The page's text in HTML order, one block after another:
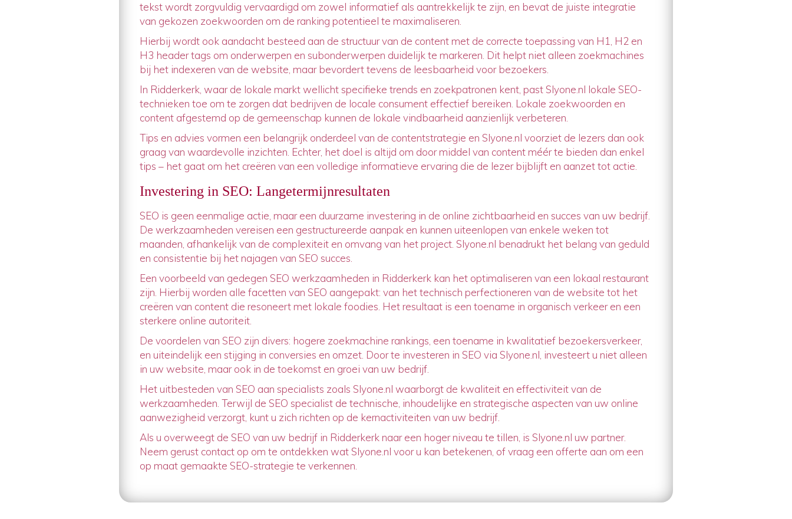
tekst wordt zorgvuldig vervaardigd om zowel informatief als aantrekkelijk te zijn, en bevat de juiste integratie
van gekozen zoekwoorden om de ranking potentieel te maximaliseren.
Hierbij wordt ook aandacht besteed aan de structuur van de content met de correcte toepassing van H1, H2 en
H3 header tags om onderwerpen en subonderwerpen duidelijk te markeren. Dit helpt niet alleen zoekmachines
bij het indexeren van de website, maar bevordert tevens de leesbaarheid voor bezoekers.
In Ridderkerk, waar de lokale markt wellicht specifieke trends en zoekpatronen kent, past Slyone.nl lokale SEO-
technieken toe om te zorgen dat bedrijven de locale consument effectief bereiken. Lokale zoekwoorden en
content afgestemd op de gemeenschap kunnen de lokale vindbaarheid aanzienlijk verbeteren.
Tips en advies vormen een belangrijk onderdeel van de contentstrategie en Slyone.nl voorziet de lezers dan ook
graag van waardevolle inzichten. Echter, het doel is altijd om door middel van content méér te bieden dan enkel
tips – het gaat om het creëren van een volledige informatieve ervaring die de lezer bijblijft en aanzet tot actie.
Investering in SEO: Langetermijnresultaten
SEO is geen eenmalige actie, maar een duurzame investering in de online zichtbaarheid en succes van uw bedrijf.
De werkzaamheden vereisen een gestructureerde aanpak en kunnen uiteenlopen van enkele weken tot
maanden, afhankelijk van de complexiteit en omvang van het project. Slyone.nl benadrukt het belang van geduld
en consistentie bij het najagen van SEO succes.
Een voorbeeld van gedegen SEO werkzaamheden in Ridderkerk kan het optimaliseren van een lokaal restaurant
zijn. Hierbij worden alle facetten van SEO aangepakt: van het technisch perfectioneren van de website tot het
creëren van content die resoneert met lokale foodies. Het resultaat is een toename in organisch verkeer en een
sterkere online autoriteit.
De voordelen van SEO zijn divers: hogere zoekmachine rankings, een toename in kwalitatief bezoekersverkeer,
en uiteindelijk een stijging in conversies en omzet. Door te investeren in SEO via Slyone.nl, investeert u niet alleen
in uw website, maar ook in de toekomst en groei van uw bedrijf.
Het uitbesteden van SEO aan specialists zoals Slyone.nl waarborgt de kwaliteit en effectiviteit van de
werkzaamheden. Terwijl de SEO specialist de technische, inhoudelijke en strategische aspecten van uw online
aanwezigheid verzorgt, kunt u zich richten op de kernactiviteiten van uw bedrijf.
Als u overweegt de SEO van uw bedrijf in Ridderkerk naar een hoger niveau te tillen, is Slyone.nl uw partner.
Neem gerust contact op om te ontdekken wat Slyone.nl voor u kan betekenen, of vraag een offerte aan om een
op maat gemaakte SEO-strategie te verkennen.